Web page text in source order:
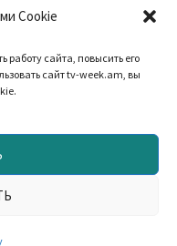
Cookie
сайта, повысить его
сайт tv-week.am, вы
TV-неделя без